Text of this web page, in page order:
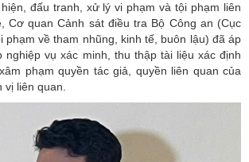
đấu tranh, xử lý vi phạm và tội phạm liên
Cơ quan Cảnh sát điều tra Bộ Công an (Cục
phạm về tham nhũng, kinh tế, buôn lậu) đã áp
nghiệp vụ xác minh, thu thập tài liệu xác định
phạm quyền tác giả, quyền liên quan của
vị liên quan.